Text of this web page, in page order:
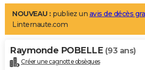
LIFESTYLE
Art de vivre
Bien-être
Loisirs
Mode
Modes de vie
Alimentation
Guide de la santé
Maladies
Médicaments
Sommeil
VOYAGE
NOUVEAU : publiez un avis de décès
Linternaute.com
Raymonde POBELLE (93 ans)
Créer une cagnotte obsèques